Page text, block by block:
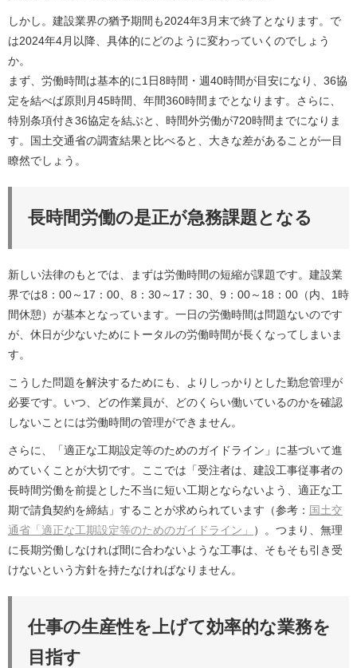
しかし。建設業界の猶予期間も2024年3月末で終了となります。で
は2024年4月以降、具体的にどのように変わっていくのでしょう
か。
まず、労働時間は基本的に1日8時間・週40時間が目安になり、36協
定を結べば原則月45時間、年間360時間までとなります。さらに、
特別条項付き36協定を結ぶと、時間外労働が720時間までになりま
す。国土交通省の調査結果と比べると、大きな差があることが一目
瞭然でしょう。
長時間労働の是正が急務課題となる
新しい法律のもとでは、まずは労働時間の短縮が課題です。建設業
界では8：00～17：00、8：30～17：30、9：00～18：00（内、1時
間休憩）が基本となっています。一日の労働時間は問題ないのです
が、休日が少ないためにトータルの労働時間が長くなってしまいま
す。
こうした問題を解決するためにも、よりしっかりとした勤怠管理が
必要です。いつ、どの作業員が、どのくらい働いているのかを確認
しないことには労働時間の管理ができません。
さらに、「適正な工期設定等のためのガイドライン」に基づいて進
めていくことが大切です。ここでは「受注者は、建設工事従事者の
長時間労働を前提とした不当に短い工期とならないよう、適正な工
期で請負契約を締結」することが求められています（参考： 国土交
通省「適正な工期設定等のためのガイドライン」
）。つまり、無理
に長期労働しなければ間に合わないような工事は、そもそも引き受
けないという方針を持たなければなりません。
仕事の生産性を上げて効率的な業務を
目指す